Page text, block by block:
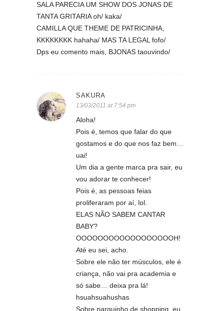
SALA PARECIA UM SHOW DOS JONAS DE
TANTA GRITARIA oh/ kaka/
CAMILLA QUE THEME DE PATRICINHA,
KKKKKKKK hahaha/ MAS TA LEGAL fofo/
Dps eu comento mais, BJONAS taouvindo/
SAKURA
13/03/2011 at 7:54 pm
Aloha!
Pois é, temos que falar do que
gostamos e do que nos faz bem…
uai!
Um dia a gente marca pra sair, eu
vou adorar te conhecer!
Pois é, as pessoas feias
proliferaram por aí, lol.
ELAS NÃO SABEM CANTAR
BABY?
OOOOOOOOOOOOOOOOOOH!
Até eu sei, acho.
Sobre ele não ter músculos, ele é
criança, não vai pra academia e
só sabe… deixa pra lá!
hsuahsuahushas
Sobre parquinho de shopping, eu